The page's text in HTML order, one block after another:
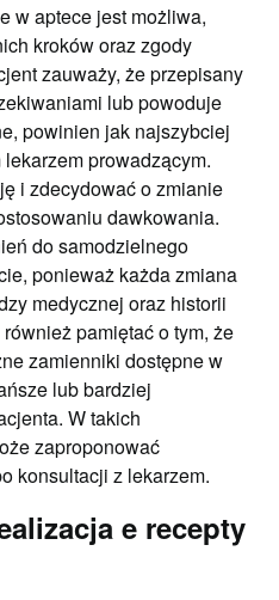
w aptece jest możliwa,
kroków oraz zgody
zauważy, że przepisany
lub powoduje
powinien jak najszybciej
prowadzącym.
i zdecydować o zmianie
dawkowania.
do samodzielnego
ponieważ każda zmiana
medycznej oraz historii
pamiętać o tym, że
zamienniki dostępne w
lub bardziej
W takich
zaproponować
konsultacji z lekarzem.
e recepty